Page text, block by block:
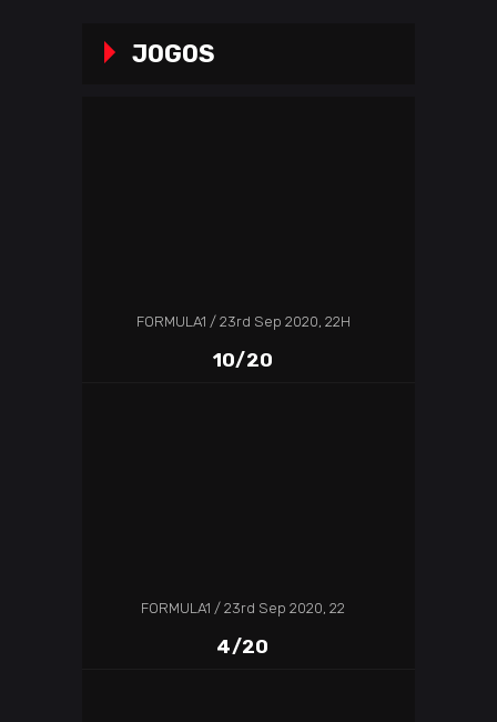
JOGOS
FORMULA1 23rd Sep 2020, 22H
10/20
FORMULA1 23rd Sep 2020, 22
4/20